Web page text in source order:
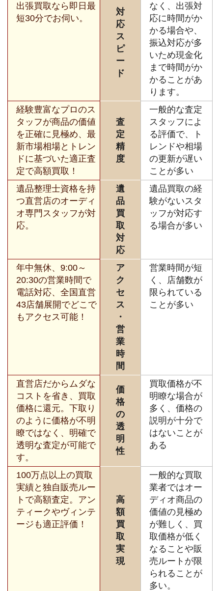
出張買取なら即日最
短30分でお伺い。
対
応
ス
ピ
ー
ド
なく、出張対
応に時間がか
かる場合や、
振込対応が多
いため現金化
まで時間がか
かることがあ
ります。
経験豊富なプロのス
タッフが商品の価値
を正確に見極め、最
新市場相場とトレン
ドに基づいた適正査
定で高額買取！
査
定
精
度
一般的な査定
スタッフによ
る評価で、ト
レンドや相場
の更新が遅い
ことが多い
遺品整理士資格を持
つ直営店のオーディ
オ専門スタッフが対
応。
遺
品
買
取
対
応
遺品買取の経
験がないスタ
ッフが対応す
る場合が多い
年中無休、9:00～
20:30の営業時間で
電話対応、全国直営
43店舗展開でどこで
もアクセス可能！
ア
ク
セ
ス
・
営
業
時
間
営業時間が短
く、店舗数が
限られている
ことが多い
直営店だからムダな
コストを省き、買取
価格に還元。下取り
のように価格が不明
瞭ではなく、明確で
透明な査定が可能で
す。
価
格
の
透
明
性
買取価格が不
明瞭な場合が
多く、価格の
説明が十分で
はないことが
ある
100万点以上の買取
実績と独自販売ルー
トで高額査定。アン
ティークやヴィンテ
ージも適正評価！
高
額
買
取
実
現
一般的な買取
業者ではオー
ディオ商品の
価値の見極め
が難しく、買
取価格が低く
なることや販
売ルートが限
られることが
多い。